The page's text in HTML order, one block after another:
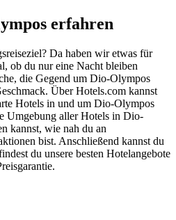
erfahren
Da haben wir etwas für
ob du nur eine Nacht bleiben
die Gegend um Dio-Olympos
Über Hotels.com kannst
Hotels in und um Dio-Olympos
Umgebung aller Hotels in Dio-
kannst, wie nah du an
bist. Anschließend kannst du
du unsere besten Hotelangebote